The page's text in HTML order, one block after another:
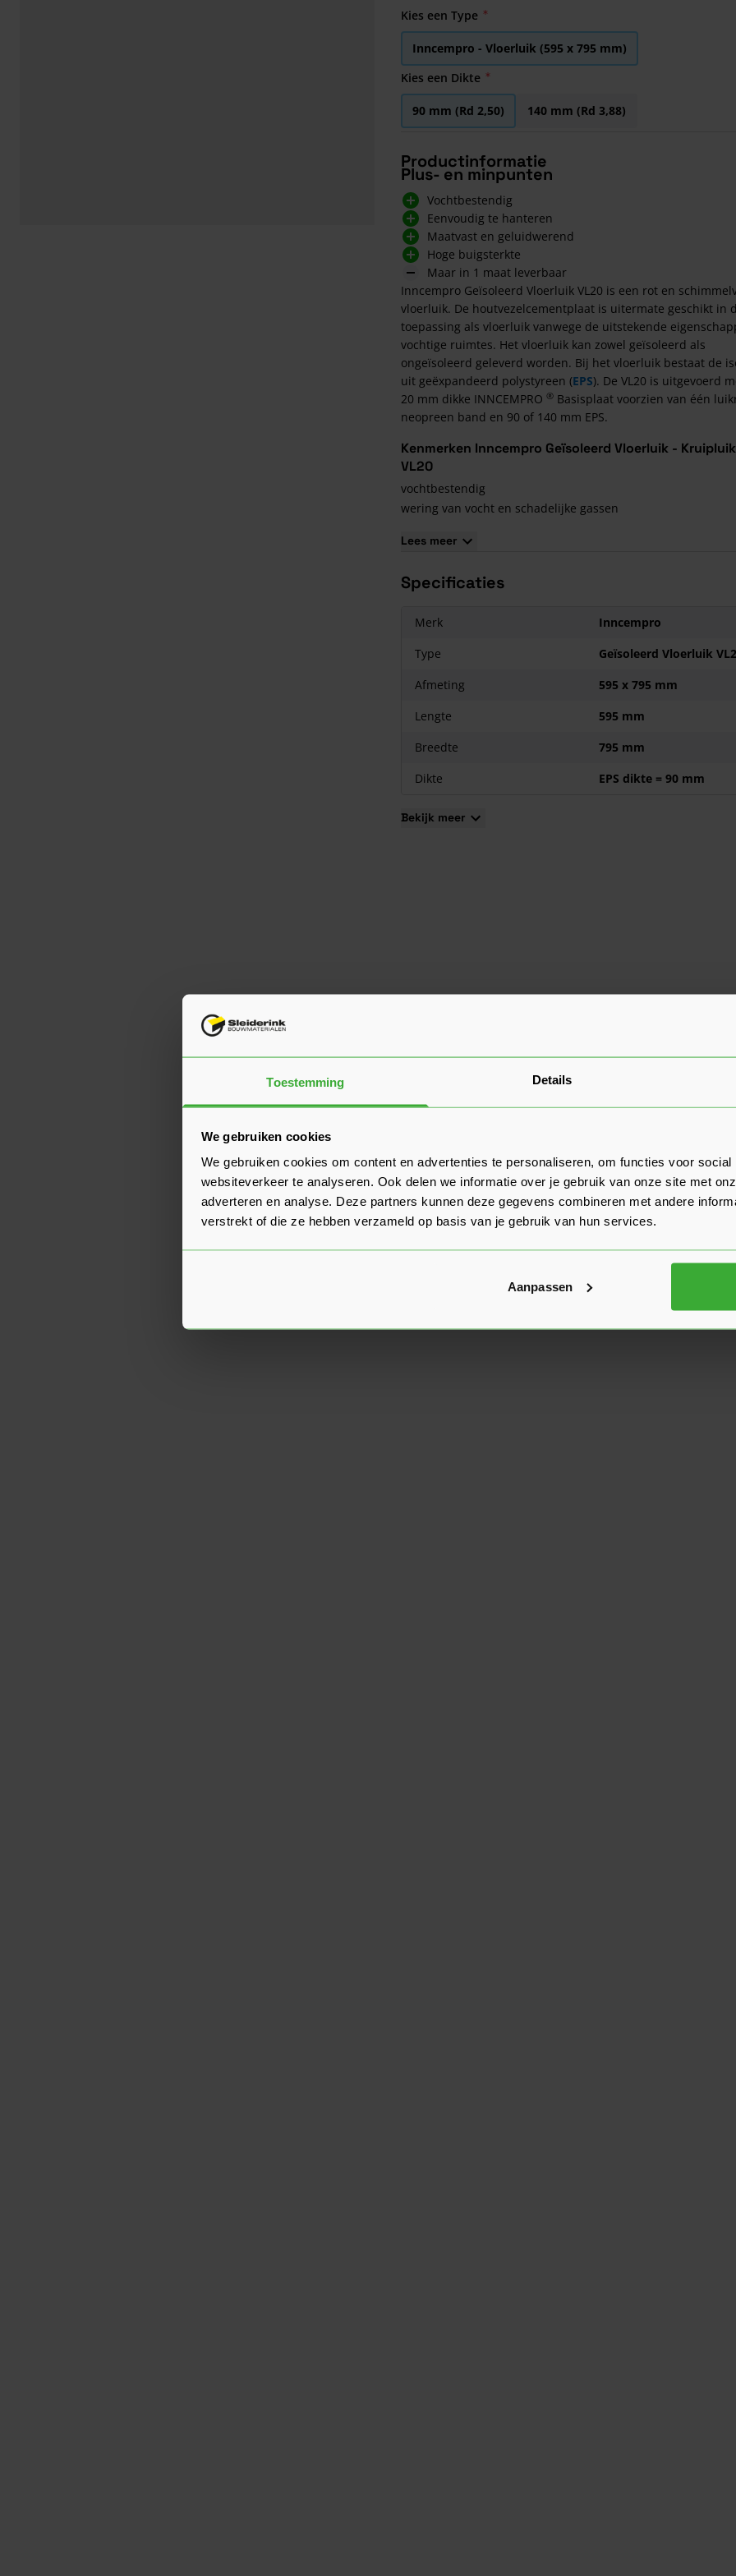
Toestemming Details
We gebruiken cookies
We gebruiken cookies om content en advertenties te personaliseren, om functies voor
websiteverkeer te analyseren. Ook delen we informatie over je gebruik van onze site met
adverteren en analyse. Deze partners kunnen deze gegevens combineren met andere
verstrekt of die ze hebben verzameld op basis van je gebruik van hun services.
Aanpassen
Kies een Type
Inncempro - Vloerluik (595 x 795 mm)
Kies een Dikte
90 mm (Rd 2,50) 140 mm (Rd 3,88)
Productinformatie
Plus- en minpunten
Vochtbestendig
Eenvoudig te hanteren
Maatvast en geluidwerend
Hoge buigsterkte
Maar in 1 maat leverbaar
Inncempro Geïsoleerd Vloerluik VL20 is een rot en
vloerluik. De houtvezelcementplaat is uitermate geschikt in
toepassing als vloerluik vanwege de uitstekende
vochtige ruimtes. Het vloerluik kan zowel geïsoleerd als
ongeïsoleerd geleverd worden. Bij het vloerluik bestaat de
uit geëxpandeerd polystyreen (EPS). De VL20 is uitgevoerd
20 mm dikke INNCEMPRO ® Basisplaat voorzien van één
neopreen band en 90 of 140 mm EPS.
Kenmerken Inncempro Geïsoleerd Vloerluik - Kruipluik
VL20
vochtbestendig
wering van vocht en schadelijke gassen
leverbaar in alle standaard
eenvoudig te hanteren
maatvast en geluidwerend
maatwerk leverbaar
korte levertijden
voldoet aan bouwbesluit 2012
Lees meer
Specificaties
Merk
Inncempro
Type
Geïsoleerd Vloerluik
Afmeting
595 x 795 mm
Lengte
595 mm
Breedte
795 mm
Dikte
EPS dikte = 90 mm
Bekijk meer